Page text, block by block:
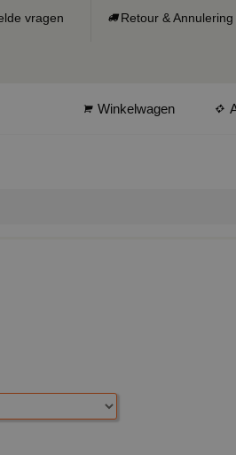
vragen Retour & Annulering
Winkelwagen